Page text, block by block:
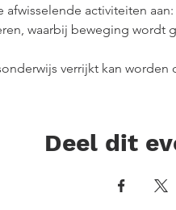
afwisselende activiteiten
waarbij beweging wordt
verrijkt kan
Deel dit